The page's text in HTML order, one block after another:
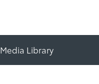
Media Library